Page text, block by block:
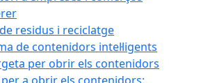
residus i reciclatge
de contenidors intel·ligents
per obrir els contenidors